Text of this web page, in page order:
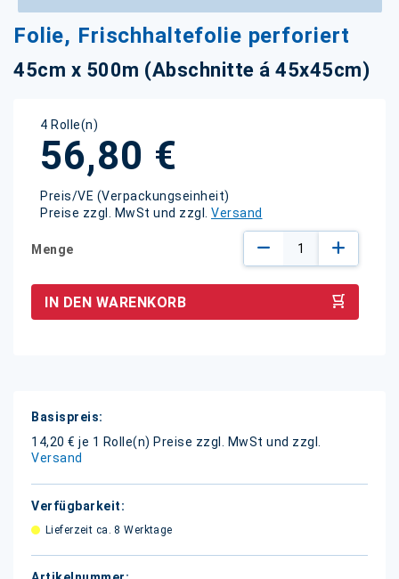
Folie, Frischhaltefolie perforiert
45cm x 500m (Abschnitte á 45x45cm)
4 Rolle(n)
56,80 €
Preis/VE (Verpackungseinheit)
Preise zzgl. MwSt und zzgl. Versand
Menge
IN DEN WARENKORB
Weitere
Informationen
14,20 € je 1 Rolle(n) Preise zzgl. MwSt und zzgl.
Versand
Lieferzeit ca. 8 Werktage
Anfang
der
Bildgalerie